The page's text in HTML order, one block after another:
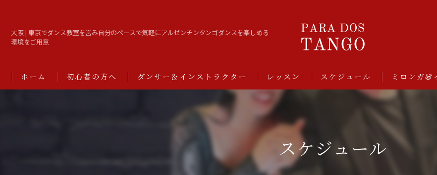
大阪 | 東京でダンス教室を営み自分のペースで気軽にアルゼンチンタンゴダンスを楽しめる
環境をご用意
ホーム 初心者の方へ ダンサー＆インストラクター レッスン スケジュール ミロンガ&
スケジュール